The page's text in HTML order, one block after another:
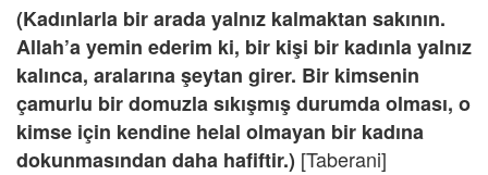
(Kadınlarla bir arada yalnız kalmaktan sakının.
Allah’a yemin ederim ki, bir kişi bir kadınla yalnız
kalınca, aralarına şeytan girer. Bir kimsenin
çamurlu bir domuzla sıkışmış durumda olması, o
kimse için kendine helal olmayan bir kadına
dokunmasından daha hafiftir.) [Taberani]